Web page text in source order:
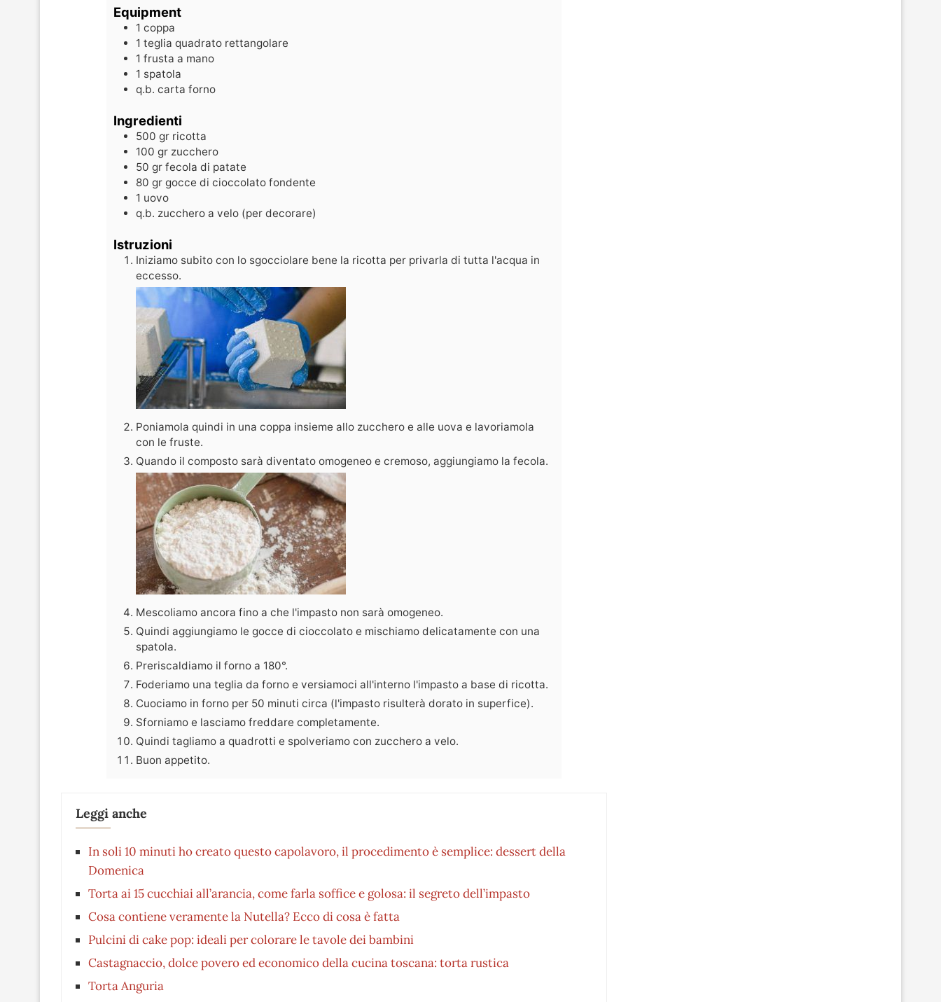
Equipment
1 coppa
1 teglia quadrato rettangolare
1 frusta a mano
1 spatola
q.b. carta forno
Ingredienti
500 gr ricotta
100 gr zucchero
50 gr fecola di patate
80 gr gocce di cioccolato fondente
1 uovo
q.b. zucchero a velo (per decorare)
Istruzioni
Iniziamo subito con lo sgocciolare bene la ricotta per privarla di tutta l'acqua in
eccesso.
Poniamola quindi in una coppa insieme allo zucchero e alle uova e lavoriamola
con le fruste.
Quando il composto sarà diventato omogeneo e cremoso, aggiungiamo la fecola.
Mescoliamo ancora fino a che l'impasto non sarà omogeneo.
Quindi aggiungiamo le gocce di cioccolato e mischiamo delicatamente con una
spatola.
Preriscaldiamo il forno a 180°.
Foderiamo una teglia da forno e versiamoci all'interno l'impasto a base di ricotta.
Cuociamo in forno per 50 minuti circa (l'impasto risulterà dorato in superfice).
Sforniamo e lasciamo freddare completamente.
Quindi tagliamo a quadrotti e spolveriamo con zucchero a velo.
Buon appetito.
Leggi anche
In soli 10 minuti ho creato questo capolavoro, il procedimento è semplice: dessert della
Domenica
Torta ai 15 cucchiai all’arancia, come farla soffice e golosa: il segreto dell’impasto
Cosa contiene veramente la Nutella? Ecco di cosa è fatta
Pulcini di cake pop: ideali per colorare le tavole dei bambini
Castagnaccio, dolce povero ed economico della cucina toscana: torta rustica
Torta Anguria